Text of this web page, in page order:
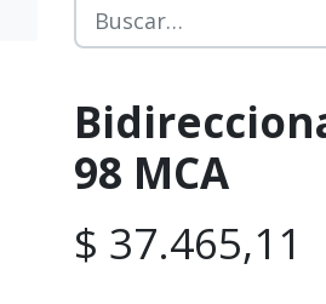
98 MCA
$ 37.465,11